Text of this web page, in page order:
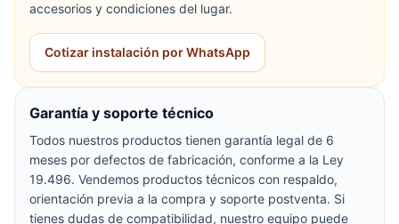
accesorios y condiciones del lugar.
Cotizar instalación por WhatsApp
Garantía y soporte técnico
Todos nuestros productos tienen garantía legal de 6
meses por defectos de fabricación, conforme a la Ley
19.496. Vendemos productos técnicos con respaldo,
orientación previa a la compra y soporte postventa. Si
tienes dudas de compatibilidad, nuestro equipo puede